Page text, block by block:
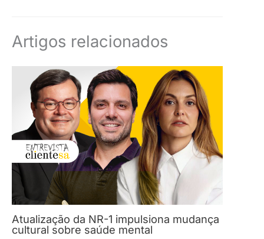
Artigos relacionados
Atualização da NR-1 impulsiona mudança
cultural sobre saúde mental